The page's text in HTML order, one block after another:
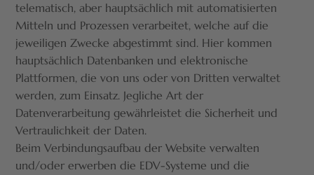
telematisch, aber hauptsächlich mit automatisierten
Mitteln und Prozessen verarbeitet, welche auf die
jeweiligen Zwecke abgestimmt sind. Hier kommen
hauptsächlich Datenbanken und elektronische
Plattformen, die von uns oder von Dritten verwaltet
werden, zum Einsatz. Jegliche Art der
Datenverarbeitung gewährleistet die Sicherheit und
Vertraulichkeit der Daten.
Beim Verbindungsaufbau der Website verwalten
und/oder erwerben die EDV-Systeme und die